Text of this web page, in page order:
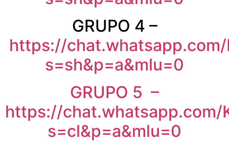
GRUPO 4 –
https://chat.whatsapp.com/
s=sh&p=a&mlu=0
GRUPO 5 –
https://chat.whatsapp.com/
s=cl&p=a&mlu=0